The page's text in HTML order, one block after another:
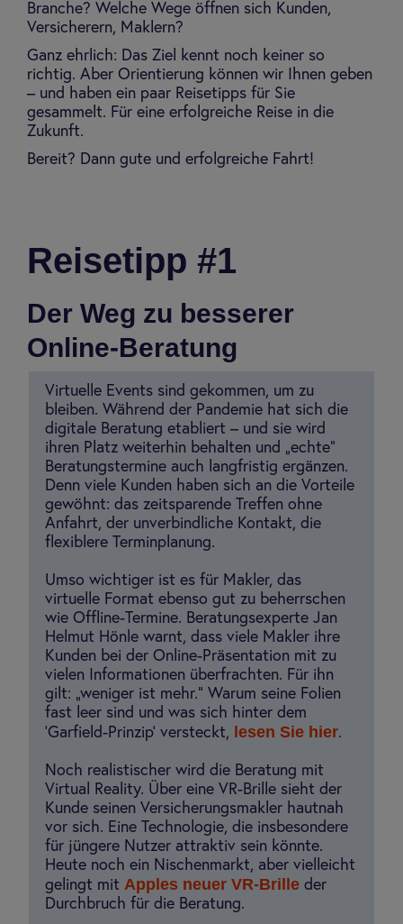
Branche? Welche Wege öffnen sich Kunden,
Versicherern, Maklern?
Ganz ehrlich: Das Ziel kennt noch keiner so
richtig. Aber Orientierung können wir Ihnen geben
– und haben ein paar Reisetipps für Sie
gesammelt. Für eine erfolgreiche Reise in die
Zukunft.
Bereit? Dann gute und erfolgreiche Fahrt!
Rei­se­tipp #1
Der Weg zu besserer
Online-Beratung
Virtuelle Events sind gekommen, um zu
bleiben. Während der Pandemie hat sich die
digitale Beratung etabliert – und sie wird
ihren Platz weiterhin behalten und „echte“
Beratungstermine auch langfristig ergänzen.
Denn viele Kunden haben sich an die Vorteile
gewöhnt: das zeitsparende Treffen ohne
Anfahrt, der unverbindliche Kontakt, die
flexiblere Terminplanung.
Umso wichtiger ist es für Makler, das
virtuelle Format ebenso gut zu beherrschen
wie Offline-Termine. Beratungsexperte Jan
Helmut Hönle warnt, dass viele Makler ihre
Kunden bei der Online-Präsentation mit zu
vielen Informationen überfrachten. Für ihn
gilt: „weniger ist mehr.“ Warum seine Folien
fast leer sind und was sich hinter dem
'Garfield-Prinzip' versteckt,
lesen Sie hier.
Noch realistischer wird die Beratung mit
Virtual Reality. Über eine VR-Brille sieht der
Kunde seinen Versicherungsmakler hautnah
vor sich. Eine Technologie, die insbesondere
für jüngere Nutzer attraktiv sein könnte.
Heute noch ein Nischenmarkt, aber vielleicht
gelingt mit Apples neuer VR-Brille der
Durchbruch für die Beratung.